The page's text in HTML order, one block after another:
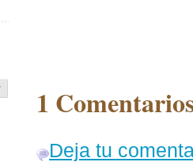
1
Deja tu